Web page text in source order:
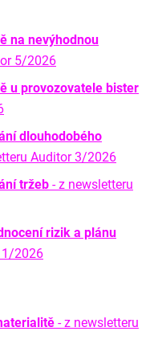
na nevýhodnou
5/2026
u provozovatele bister
dlouhodobého
Auditor 3/2026
tržeb - z newsletteru
rizik a plánu
1/2026
- z newsletteru